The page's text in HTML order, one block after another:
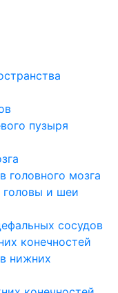
пузыря
головного мозга
и шеи
сосудов
конечностей
нижних